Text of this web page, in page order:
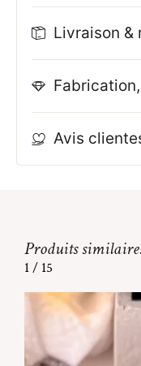
Livraison &
Avis
Produits
1/ 15